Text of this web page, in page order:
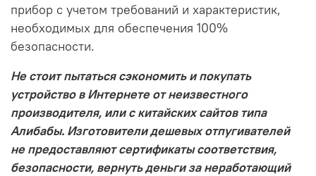
прибор с учетом требований и характеристик,
необходимых для обеспечения 100%
безопасности.
Не стоит пытаться сэкономить и покупать
устройство в Интернете от неизвестного
производителя, или с китайских сайтов типа
Алибабы. Изготовители дешевых отпугивателей
не предоставляют сертификаты соответствия,
безопасности, вернуть деньги за неработающий